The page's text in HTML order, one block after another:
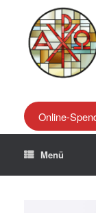
Online-
Menü